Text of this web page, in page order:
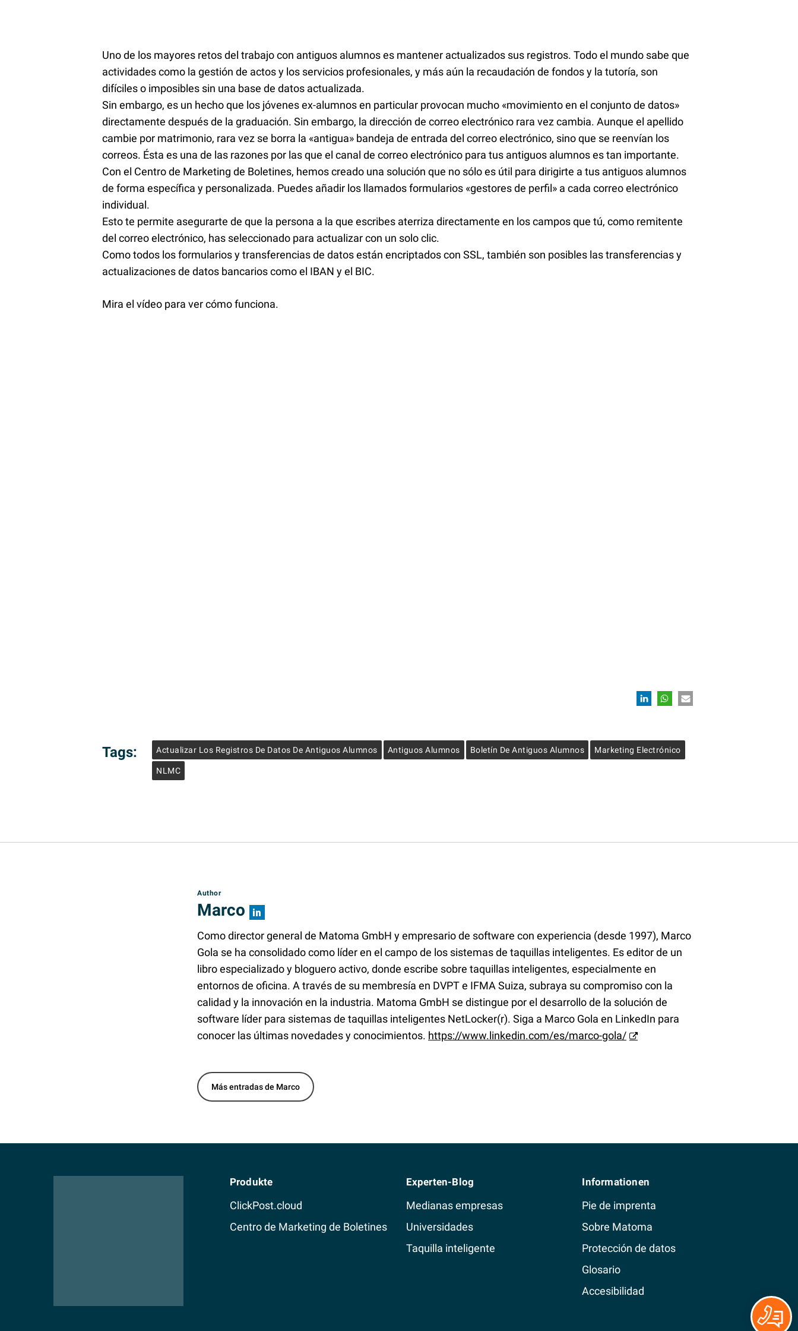
Uno de los mayores retos del trabajo con antiguos alumnos es mantener actualizados sus registros. Todo el mundo sabe que
actividades como la gestión de actos y los servicios profesionales, y más aún la recaudación de fondos y la tutoría, son
difíciles o imposibles sin una base de datos actualizada.
Sin embargo, es un hecho que los jóvenes ex-alumnos en particular provocan mucho «movimiento en el conjunto de datos»
directamente después de la graduación. Sin embargo, la dirección de correo electrónico rara vez cambia. Aunque el apellido
cambie por matrimonio, rara vez se borra la «antigua» bandeja de entrada del correo electrónico, sino que se reenvían los
correos. Ésta es una de las razones por las que el canal de correo electrónico para tus antiguos alumnos es tan importante.
Con el Centro de Marketing de Boletines, hemos creado una solución que no sólo es útil para dirigirte a tus antiguos alumnos
de forma específica y personalizada. Puedes añadir los llamados formularios «gestores de perfil» a cada correo electrónico
individual.
Esto te permite asegurarte de que la persona a la que escribes aterriza directamente en los campos que tú, como remitente
del correo electrónico, has seleccionado para actualizar con un solo clic.
Como todos los formularios y transferencias de datos están encriptados con SSL, también son posibles las transferencias y
actualizaciones de datos bancarios como el IBAN y el BIC.
Mira el vídeo para ver cómo funciona.
Tags: Actualizar Los Registros De Datos De Antiguos Alumnos Antiguos Alumnos Boletín De Antiguos Alumnos Marketing Electrónico
NLMC
Author
Marco
Como director general de Matoma GmbH y empresario de software con experiencia (desde 1997), Marco
Gola se ha consolidado como líder en el campo de los sistemas de taquillas inteligentes. Es editor de un
libro especializado y bloguero activo, donde escribe sobre taquillas inteligentes, especialmente en
entornos de oficina. A través de su membresía en DVPT e IFMA Suiza, subraya su compromiso con la
calidad y la innovación en la industria. Matoma GmbH se distingue por el desarrollo de la solución de
software líder para sistemas de taquillas inteligentes NetLocker(r). Siga a Marco Gola en LinkedIn para
conocer las últimas novedades y conocimientos. https://www.linkedin.com/es/marco-gola/
Más entradas de Marco
Produkte
ClickPost.cloud
Centro de Marketing de Boletines
Experten-Blog
Medianas empresas
Universidades
Taquilla inteligente
Informationen
Pie de imprenta
Sobre Matoma
Protección de datos
Glosario
Accesibilidad